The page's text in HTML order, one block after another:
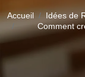
Accueil
Idées de
Comment